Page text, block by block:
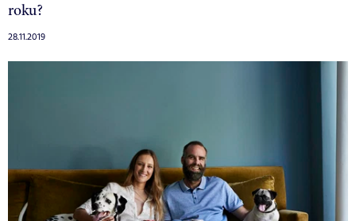
roku?
28.11.2019